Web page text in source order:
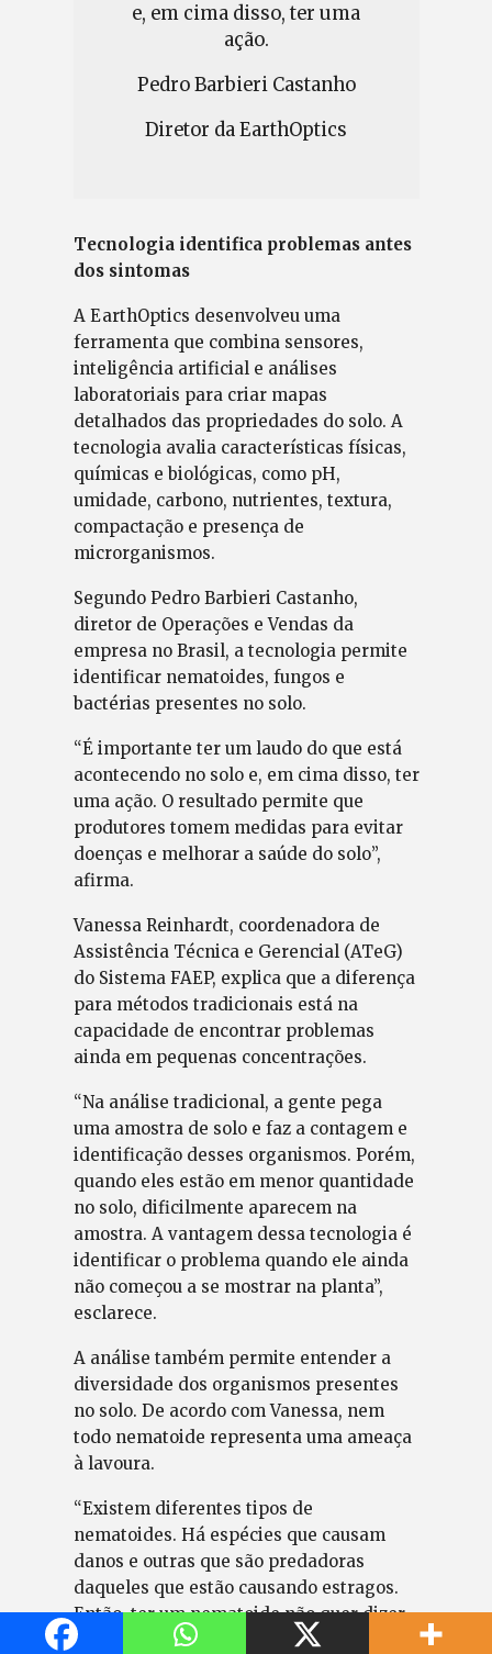
e, em cima disso, ter uma
ação.
Pedro Barbieri Castanho
Diretor da EarthOptics
Tecnologia identifica problemas antes
dos sintomas
A EarthOptics desenvolveu uma
ferramenta que combina sensores,
inteligência artificial e análises
laboratoriais para criar mapas
detalhados das propriedades do solo. A
tecnologia avalia características físicas,
químicas e biológicas, como pH,
umidade, carbono, nutrientes, textura,
compactação e presença de
microrganismos.
Segundo Pedro Barbieri Castanho,
diretor de Operações e Vendas da
empresa no Brasil, a tecnologia permite
identificar nematoides, fungos e
bactérias presentes no solo.
“É importante ter um laudo do que está
acontecendo no solo e, em cima disso, ter
uma ação. O resultado permite que
produtores tomem medidas para evitar
doenças e melhorar a saúde do solo”,
afirma.
Vanessa Reinhardt, coordenadora de
Assistência Técnica e Gerencial (ATeG)
do Sistema FAEP, explica que a diferença
para métodos tradicionais está na
capacidade de encontrar problemas
ainda em pequenas concentrações.
“Na análise tradicional, a gente pega
uma amostra de solo e faz a contagem e
identificação desses organismos. Porém,
quando eles estão em menor quantidade
no solo, dificilmente aparecem na
amostra. A vantagem dessa tecnologia é
identificar o problema quando ele ainda
não começou a se mostrar na planta”,
esclarece.
A análise também permite entender a
diversidade dos organismos presentes
no solo. De acordo com Vanessa, nem
todo nematoide representa uma ameaça
à lavoura.
“Existem diferentes tipos de
nematoides. Há espécies que causam
danos e outras que são predadoras
daqueles que estão causando estragos.
Então, ter um nematoide não quer dizer
necessariamente que ele vai prejudicar a